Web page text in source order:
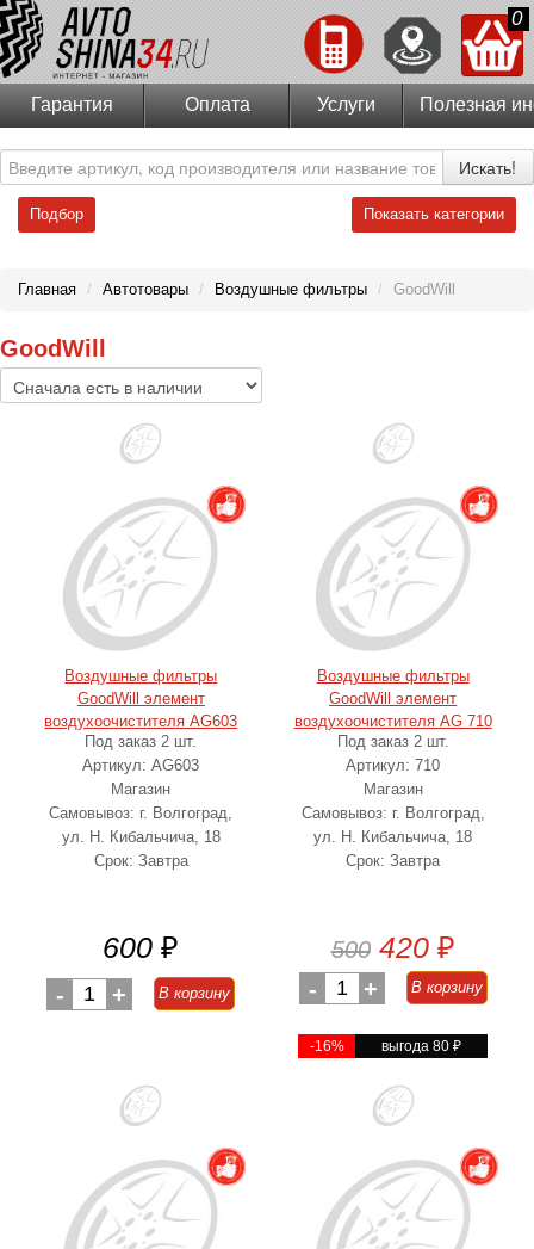
0
Гарантия Оплата Услуги Полезная
Искать!
Подбор Показать категории
Главная / Автотовары / Воздушные фильтры / GoodWill
GoodWill
Воздушные фильтры
GoodWill элемент
воздухоочистителя AG603
Под заказ 2 шт.
Артикул: AG603
Магазин
Самовывоз: г. Волгоград,
ул. Н. Кибальчича, 18
Срок: Завтра
600 ₽
- 1 + В корзину
Воздушные фильтры
GoodWill элемент
воздухоочистителя AG 710
Под заказ 2 шт.
Артикул: 710
Магазин
Самовывоз: г. Волгоград,
ул. Н. Кибальчича, 18
Срок: Завтра
500 420 ₽
- 1 + В корзину
-16% выгода 80 ₽